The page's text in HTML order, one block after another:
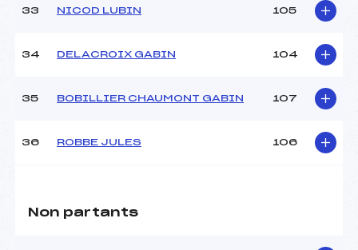
33 NICOD LUBIN 105
34 DELACROIX GABIN 104
35 BOBILLIER CHAUMONT GABIN 107
36 ROBBE JULES 106
Non partants